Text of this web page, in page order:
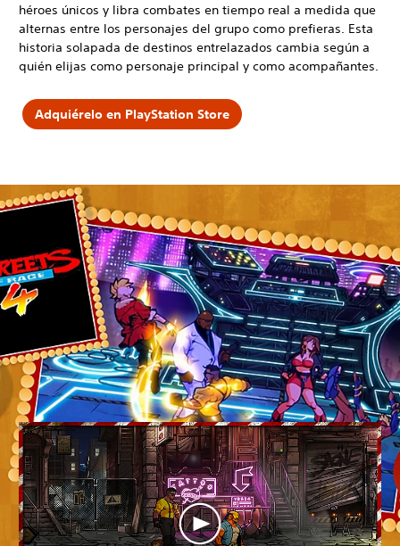
héroes únicos y libra combates en tiempo real a medida que
alternas entre los personajes del grupo como prefieras. Esta
historia solapada de destinos entrelazados cambia según a
quién elijas como personaje principal y como acompañantes.
Adquiérelo en PlayStation Store